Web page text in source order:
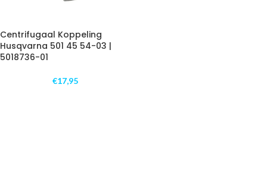
Centrifugaal Koppeling
Husqvarna 501 45 54-03 |
5018736-01
€17,95